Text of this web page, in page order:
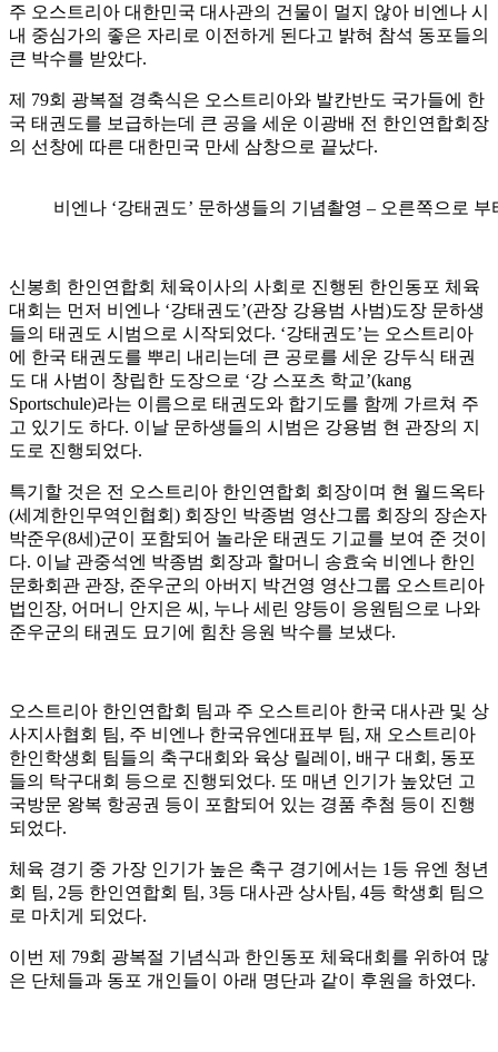
주 오스트리아 대한민국 대사관의 건물이 멀지 않아 비엔나 시
내 중심가의 좋은 자리로 이전하게 된다고 밝혀 참석 동포들의
큰 박수를 받았다.
제 79회 광복절 경축식은 오스트리아와 발칸반도 국가들에 한
국 태권도를 보급하는데 큰 공을 세운 이광배 전 한인연합회장
의 선창에 따른 대한민국 만세 삼창으로 끝났다.
비엔나 ‘강태권도’ 문하생들의 기념촬영 – 오른쪽으로
신봉희 한인연합회 체육이사의 사회로 진행된 한인동포 체육
대회는 먼저 비엔나 ‘강태권도’(관장 강용범 사범)도장 문하생
들의 태권도 시범으로 시작되었다. ‘강태권도’는 오스트리아
에 한국 태권도를 뿌리 내리는데 큰 공로를 세운 강두식 태권
도 대 사범이 창립한 도장으로 ‘강 스포츠 학교’(kang
Sportschule)라는 이름으로 태권도와 합기도를 함께 가르쳐 주
고 있기도 하다. 이날 문하생들의 시범은 강용범 현 관장의 지
도로 진행되었다.
특기할 것은 전 오스트리아 한인연합회 회장이며 현 월드옥타
(세계한인무역인협회) 회장인 박종범 영산그룹 회장의 장손자
박준우(8세)군이 포함되어 놀라운 태권도 기교를 보여 준 것이
다. 이날 관중석엔 박종범 회장과 할머니 송효숙 비엔나 한인
문화회관 관장, 준우군의 아버지 박건영 영산그룹 오스트리아
법인장, 어머니 안지은 씨, 누나 세린 양등이 응원팀으로 나와
준우군의 태권도 묘기에 힘찬 응원 박수를 보냈다.
오스트리아 한인연합회 팀과 주 오스트리아 한국 대사관 및 상
사지사협회 팀, 주 비엔나 한국유엔대표부 팀, 재 오스트리아
한인학생회 팀들의 축구대회와 육상 릴레이, 배구 대회, 동포
들의 탁구대회 등으로 진행되었다. 또 매년 인기가 높았던 고
국방문 왕복 항공권 등이 포함되어 있는 경품 추첨 등이 진행
되었다.
체육 경기 중 가장 인기가 높은 축구 경기에서는 1등 유엔 청년
회 팀, 2등 한인연합회 팀, 3등 대사관 상사팀, 4등 학생회 팀으
로 마치게 되었다.
이번 제 79회 광복절 기념식과 한인동포 체육대회를 위하여 많
은 단체들과 동포 개인들이 아래 명단과 같이 후원을 하였다.